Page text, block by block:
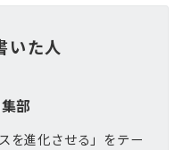
いた人
部
を進化させる」をテー